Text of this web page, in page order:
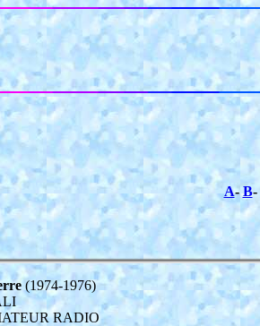
A-B-
(1974-1976)
RADIO